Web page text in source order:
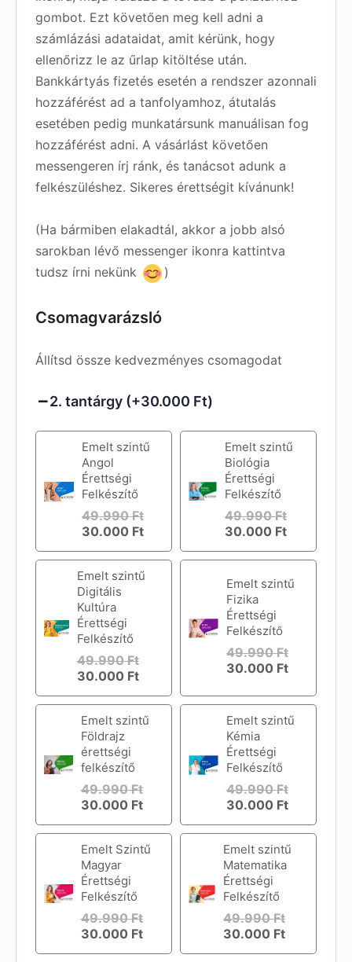
gombot. Ezt követően meg kell adni a
számlázási adataidat, amit kérünk, hogy
ellenőrizz le az űrlap kitöltése után.
Bankkártyás fizetés esetén a rendszer azonnali
hozzáférést ad a tanfolyamhoz, átutalás
esetében pedig munkatársunk manuálisan fog
hozzáférést adni. A vásárlást követően
messengeren írj ránk, és tanácsot adunk a
felkészüléshez. Sikeres érettségit kívánunk!
(Ha bármiben elakadtál, akkor a jobb alsó
sarokban lévő messenger ikonra kattintva
tudsz írni nekünk
)
Csomagvarázsló
Állítsd össze kedvezményes csomagodat
2. tantárgy (+30.000 Ft)
Emelt szintű
Angol
Érettségi
Felkészítő
49.990Ft
30.000 Ft
Emelt szintű
Biológia
Érettségi
Felkészítő
49.990Ft
30.000 Ft
Emelt szintű
Digitális
Kultúra
Érettségi
Felkészítő
49.990Ft
30.000 Ft
Emelt szintű
Fizika
Érettségi
Felkészítő
49.990Ft
30.000 Ft
Emelt szintű
Földrajz
érettségi
felkészítő
49.990Ft
30.000 Ft
Emelt szintű
Kémia
Érettségi
Felkészítő
49.990Ft
30.000 Ft
Emelt Szintű
Magyar
Érettségi
Felkészítő
49.990Ft
30.000 Ft
Emelt szintű
Matematika
Érettségi
Felkészítő
49.990Ft
30.000 Ft